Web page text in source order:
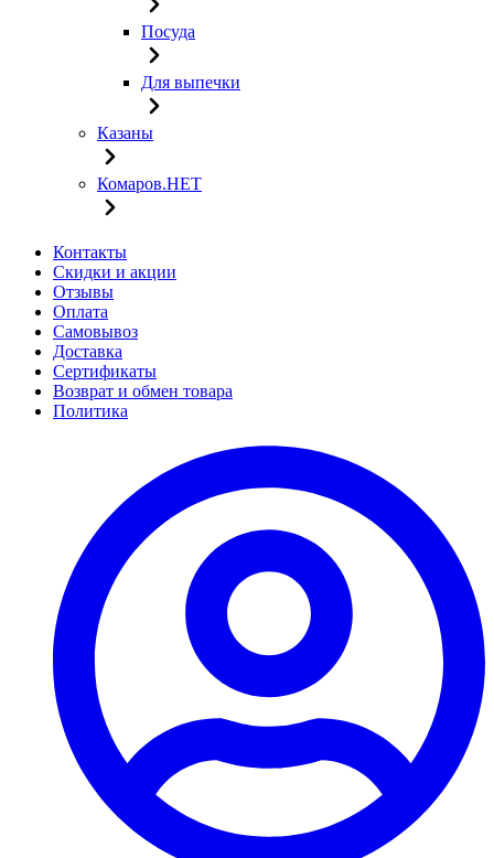
Посуда
Для выпечки
Казаны
Комаров.НЕТ
Контакты
Скидки и акции
Отзывы
Оплата
Самовывоз
Доставка
Сертификаты
Возврат и обмен товара
Политика